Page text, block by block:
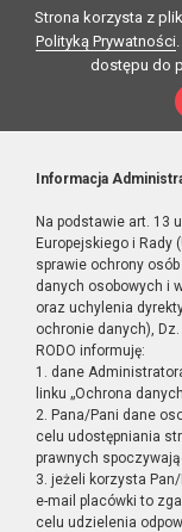
Strona korzysta z
Polityką Prywatności
dostępu do
Informacja
Na podstawie art. 13
Europejskiego i Rady
sprawie ochrony
danych osobowych i
oraz uchylenia
ochronie danych),
RODO informuję:
1. dane
linku „Ochrona
2. Pana/Pani dane
celu udostępniania
prawnych
3. jeżeli korzysta
e-mail placówki to
celu udzielenia